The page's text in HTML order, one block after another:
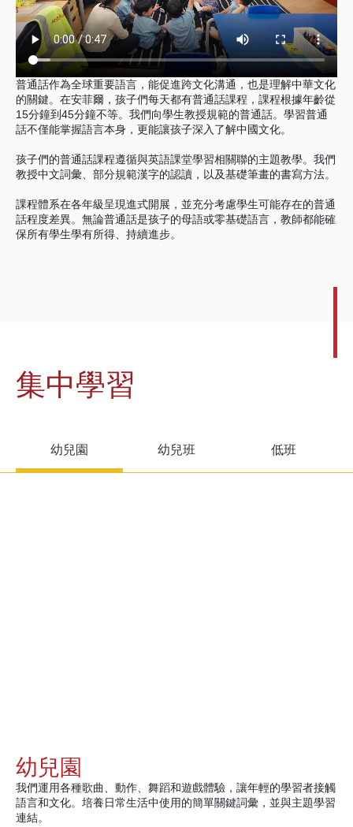
普通話作為全球重要語言，能促進跨文化溝通，也是理解中華文化
的關鍵。在安菲爾，孩子們每天都有普通話課程，課程根據年齡從
15分鐘到45分鐘不等。我們向學生教授規範的普通話。學習普通
話不僅能掌握語言本身，更能讓孩子深入了解中國文化。
孩子們的普通話課程遵循與英語課堂學習相關聯的主題教學。我們
教授中文詞彙、部分規範漢字的認讀，以及基礎筆畫的書寫方法。
課程體系在各年級呈現進式開展，並充分考慮學生可能存在的普通
話程度差異。無論普通話是孩子的母語或零基礎語言，教師都能確
保所有學生學有所得、持續進步。
集中學習
幼兒園 幼兒班 低班
幼兒園
我們運用各種歌曲、動作、舞蹈和遊戲體驗，讓年輕的學習者接觸
語言和文化。培養日常生活中使用的簡單關鍵詞彙，並與主題學習
連結。